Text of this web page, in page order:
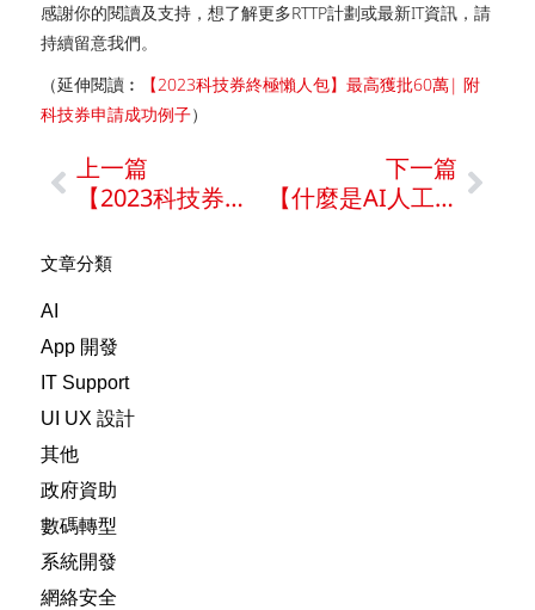
文章分類
AI
App 開發
IT Support
UI UX 設計
其他
政府資助
數碼轉型
系統開發
網絡安全
感謝你的閱讀及支持，想了解更多RTTP計劃或最新IT資訊，請
持續留意我們。
（延伸閱讀︰
【2023科技券終極懶人包】最高獲批60萬| 附
科技券申請成功例子）
上一篇
【2023科技券終極懶人包】最高獲批60萬| 附科技券申請成功例子
下一篇
【什麼是AI人工智能】如何利用AI 提高企業效益及ROI？